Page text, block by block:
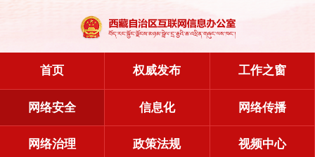
首页 权威发布 工作之窗
网络安全 信息化 网络传播
网络治理 政策法规 视频中心